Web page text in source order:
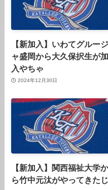
【新加入】いわてグルージ
ャ盛岡から大久保択生が加
入やちゃ
2024年12月30日
【新加入】関西福祉大学
ら竹中元汰がやってきたじ